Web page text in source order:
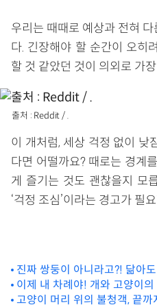
우리는 때때로 예상과 전혀
다. 긴장해야 할 순간이 오히
할 것 같았던 것이 의외로 가
출처 : Reddit / .
이 개처럼, 세상 걱정 없이 낮
다면 어떨까요? 때로는 경계
게 즐기는 것도 괜찮을지 모
‘걱정 조심’이라는 경고가 필
진짜 쌍둥이 아니라고?! 닮아
이제 내 차례야! 개와 고양이의
고양이 머리 위의 불청객, 끝까